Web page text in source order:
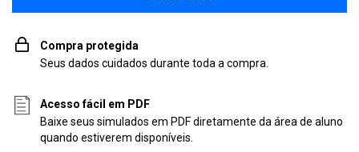
Compra protegida
Seus dados cuidados durante toda a compra.
Acesso fácil em PDF
Baixe seus simulados em PDF diretamente da área de aluno
quando estiverem disponíveis.